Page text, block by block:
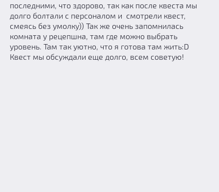
последними, что здорово, так как после квеста мы
долго болтали с персоналом и смотрели квест,
смеясь без умолку)) Так же очень запомнилась
комната у рецепшна, там где можно выбрать
уровень. Там так уютно, что я готова там жить:D
Квест мы обсуждали еще долго, всем советую!